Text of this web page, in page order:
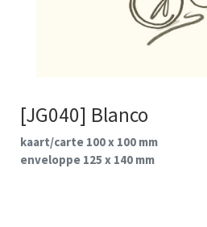
[JG040] Blanco
kaart/carte 100 x 100 mm
enveloppe 125 x 140 mm